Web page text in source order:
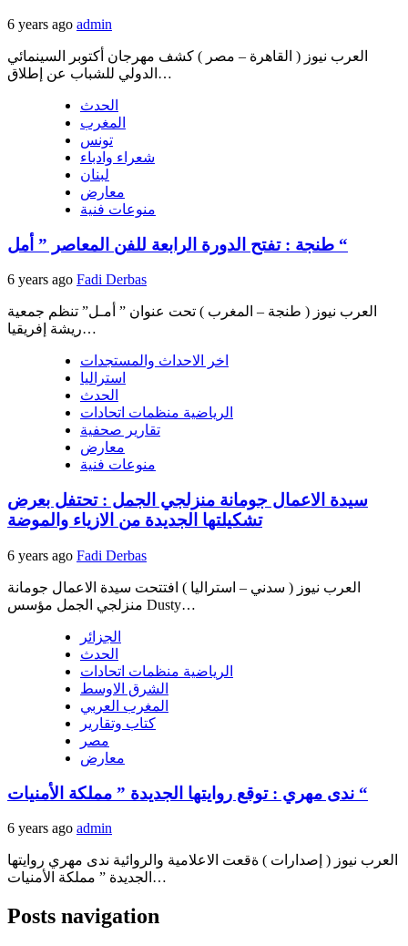
6 years ago admin
العرب نيوز ( القاهرة – مصر ) كشف مهرجان أكتوبر السينمائي
الدولي للشباب عن إطلاق…
الحدث
المغرب
تونس
شعراء وادباء
لبنان
معارض
منوعات فنية
طنجة : تفتح الدورة الرابعة للفن المعاصر ” أمل “
6 years ago Fadi Derbas
العرب نيوز ( طنجة – المغرب ) تحت عنوان ” أمـل” تنظم جمعية
ريشة إفريقيا…
اخر الاحداث والمستجدات
استراليا
الحدث
الرياضية منظمات اتحادات
تقارير صحفية
معارض
منوعات فنية
سيدة الاعمال جومانة منزلجي الجمل : تحتفل بعرض
تشكيلتها الجديدة من الازياء والموضة
6 years ago Fadi Derbas
العرب نيوز ( سدني – استراليا ) افتتحت سيدة الاعمال جومانة
منزلجي الجمل مؤسس Dusty…
الجزائر
الحدث
الرياضية منظمات اتحادات
الشرق الاوسط
المغرب العربي
كتاب وتقارير
مصر
معارض
ندى مهري : توقع روايتها الجديدة ” مملكة الأمنيات “
6 years ago admin
العرب نيوز ( إصدارات ) ةقعت الاعلامية والروائية ندى مهري روايتها
الجديدة ” مملكة الأمنيات…
Posts navigation